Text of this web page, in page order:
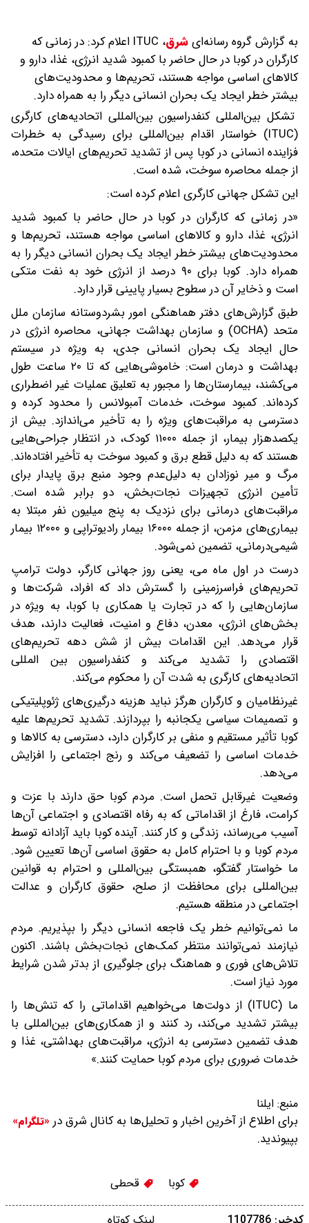
به گزارش گروه رسانه‌ایشرق،
ITUC اعلام کرد: در زمانی که
کارگران در کوبا در حال حاضر با کمبود شدید انرژی، غذا، دارو و
کالاهای اساسی مواجه هستند، تحریم‌ها و محدودیت‌های
بیشتر خطر ایجاد یک بحران انسانی دیگر را به همراه دارد.
تشکل بین‌المللی کنفدراسیون بین‌المللی اتحادیه‌های کارگری
(ITUC) خواستار اقدام بین‌المللی برای رسیدگی به خطرات
فزاینده انسانی در کوبا پس از تشدید تحریم‌های ایالات متحده،
از جمله محاصره سوخت، شده است.
این تشکل جهانی کارگری اعلام کرده است:
«در زمانی که کارگران در کوبا در حال حاضر با کمبود شدید
انرژی، غذا، دارو و کالاهای اساسی مواجه هستند، تحریم‌ها و
محدودیت‌های بیشتر خطر ایجاد یک بحران انسانی دیگر را به
همراه دارد. کوبا برای ۹۰ درصد از انرژی خود به نفت متکی
است و ذخایر آن در سطوح بسیار پایینی قرار دارد.
طبق گزارش‌های دفتر هماهنگی امور بشردوستانه سازمان ملل
متحد (OCHA) و سازمان بهداشت جهانی، محاصره انرژی در
حال ایجاد یک بحران انسانی جدی، به ویژه در سیستم
بهداشت و درمان است: خاموشی‌هایی که تا ۲۰ ساعت طول
می‌کشند، بیمارستان‌ها را مجبور به تعلیق عملیات غیر اضطراری
کرده‌اند. کمبود سوخت، خدمات آمبولانس را محدود کرده و
دسترسی به مراقبت‌های ویژه را به تأخیر می‌اندازد. بیش از
یکصدهزار بیمار، از جمله ۱۱۰۰۰ کودک، در انتظار جراحی‌هایی
هستند که به دلیل قطع برق و کمبود سوخت به تأخیر افتاده‌اند.
مرگ و میر نوزادان به دلیل‌عدم وجود منبع برق پایدار برای
تأمین انرژی تجهیزات نجات‌بخش، دو برابر شده است.
مراقبت‌های درمانی برای نزدیک به پنج میلیون نفر مبتلا به
بیماری‌های مزمن، از جمله ۱۶۰۰۰ بیمار رادیوتراپی و ۱۲۰۰۰ بیمار
شیمی‌درمانی، تضمین نمی‌شود.
درست در اول ماه می، یعنی روز جهانی کارگر، دولت ترامپ
تحریم‌های فراسرزمینی را گسترش داد که افراد، شرکت‌ها و
سازمان‌هایی را که در تجارت یا همکاری با کوبا، به ویژه در
بخش‌های انرژی، معدن، دفاع و امنیت، فعالیت دارند، هدف
قرار می‌دهد. این اقدامات بیش از شش دهه تحریم‌های
اقتصادی را تشدید می‌کند و کنفدراسیون بین المللی
اتحادیه‌های کارگری به شدت آن را محکوم می‌کند.
غیرنظامیان و کارگران هرگز نباید هزینه درگیری‌های ژئوپلیتیکی
و تصمیمات سیاسی یکجانبه را بپردازند. تشدید تحریم‌ها علیه
کوبا تأثیر مستقیم و منفی بر کارگران دارد، دسترسی به کالاها و
خدمات اساسی را تضعیف می‌کند و رنج اجتماعی را افزایش
می‌دهد.
وضعیت غیرقابل تحمل است. مردم کوبا حق دارند با عزت و
کرامت، فارغ از اقداماتی که به رفاه اقتصادی و اجتماعی آن‌ها
آسیب می‌رساند، زندگی و کار کنند. آینده کوبا باید آزادانه توسط
مردم کوبا و با احترام کامل به حقوق اساسی آن‌ها تعیین شود.
ما خواستار گفتگو، همبستگی بین‌المللی و احترام به قوانین
بین‌المللی برای محافظت از صلح، حقوق کارگران و عدالت
اجتماعی در منطقه هستیم.
ما نمی‌توانیم خطر یک فاجعه انسانی دیگر را بپذیریم. مردم
نیازمند نمی‌توانند منتظر کمک‌های نجات‌بخش باشند. اکنون
تلاش‌های فوری و هماهنگ برای جلوگیری از بدتر شدن شرایط
مورد نیاز است.
ما (ITUC) از دولت‌ها می‌خواهیم اقداماتی را که تنش‌ها را
بیشتر تشدید می‌کند، رد کنند و از همکاری‌های بین‌المللی با
هدف تضمین دسترسی به انرژی، مراقبت‌های بهداشتی، غذا و
خدمات ضروری برای مردم کوبا حمایت کنند.»
منبع: ایلنا
برای اطلاع از آخرین اخبار و تحلیل‌ها به کانال شرق در «تلگرام»
بپیوندید.
کوبا قحطی